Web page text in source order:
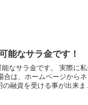
能なサラ金です！
なサラ金です。 実際に
は、ホームページから
融資を受ける事が出来ま